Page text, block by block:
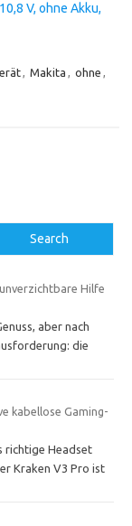
V, ohne Akku,
, Makita , ohne ,
Search
Hilfe
aber nach
die
kabellose Gaming-
richtige Headset
Kraken V3 Pro ist